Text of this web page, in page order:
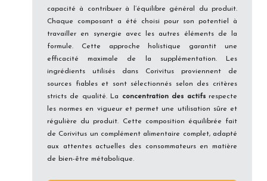
capacité à contribuer à l’équilibre général du produit.
Chaque composant a été choisi pour son potentiel à
travailler en synergie avec les autres éléments de la
formule. Cette approche holistique garantit une
efficacité maximale de la supplémentation. Les
ingrédients utilisés dans Corivitus proviennent de
sources fiables et sont sélectionnés selon des critères
stricts de qualité. La
concentration des actifsrespecte
les normes en vigueur et permet une utilisation sûre et
régulière du produit. Cette composition équilibrée fait
de Corivitus un complément alimentaire complet, adapté
aux attentes actuelles des consommateurs en matière
de bien-être métabolique.